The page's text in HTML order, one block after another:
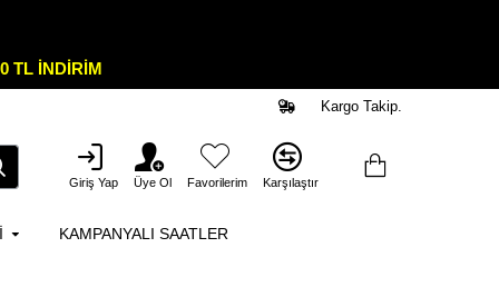
TL İNDİRİM
Kargo Takip.
Giriş Yap Üye Ol Favorilerim Karşılaştır
KAMPANYALI SAATLER